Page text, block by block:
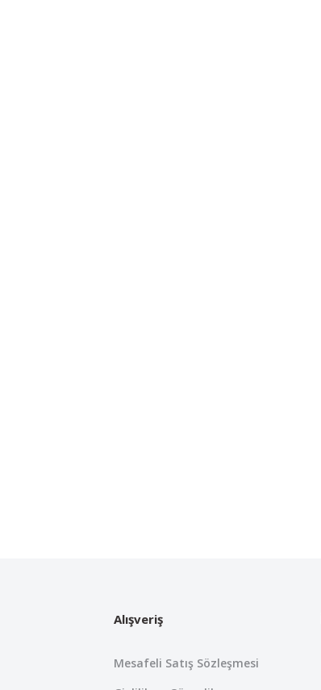
Alışveriş
Mesafeli Satış Sözleşmesi